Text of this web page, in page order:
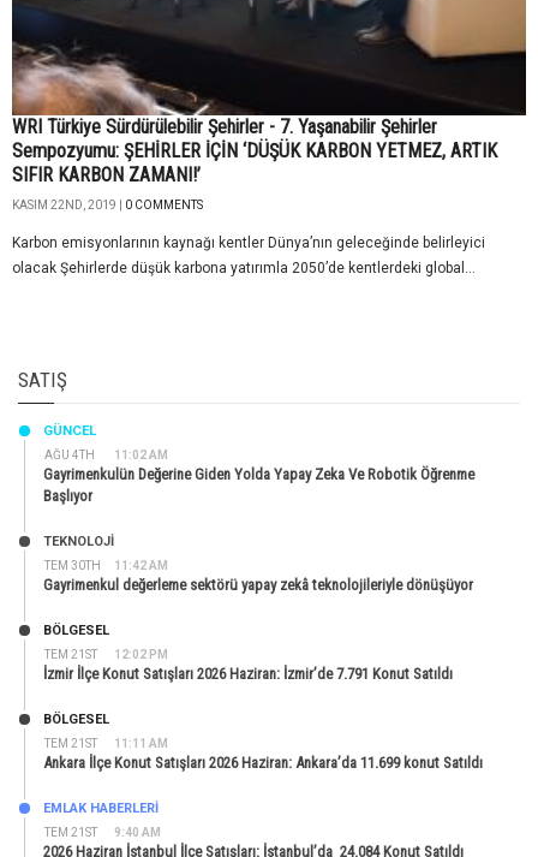
WRI Türkiye Sürdürülebilir Şehirler - 7. Yaşanabilir Şehirler
Sempozyumu: ŞEHİRLER İÇİN ‘DÜŞÜK KARBON YETMEZ, ARTIK
SIFIR KARBON ZAMANI!’
KASIM 22ND, 2019 | 0 COMMENTS
Karbon emisyonlarının kaynağı kentler Dünya’nın geleceğinde belirleyici
olacak Şehirlerde düşük karbona yatırımla 2050’de kentlerdeki global...
SATIŞ
AĞU 4TH 11:02 AM
GÜNCEL
Gayrimenkulün Değerine Giden Yolda Yapay Zeka Ve Robotik Öğrenme
Başlıyor
TEM 30TH 11:42 AM
TEKNOLOJİ
Gayrimenkul değerleme sektörü yapay zekâ teknolojileriyle dönüşüyor
TEM 21ST 12:02 PM
BÖLGESEL
İzmir İlçe Konut Satışları 2026 Haziran: İzmir’de 7.791 Konut Satıldı
TEM 21ST 11:11 AM
BÖLGESEL
Ankara İlçe Konut Satışları 2026 Haziran: Ankara’da 11.699 konut Satıldı
TEM 21ST 9:40 AM
EMLAK HABERLERI
2026 Haziran İstanbul İlçe Satışları: İstanbul’da 24.084 Konut Satıldı